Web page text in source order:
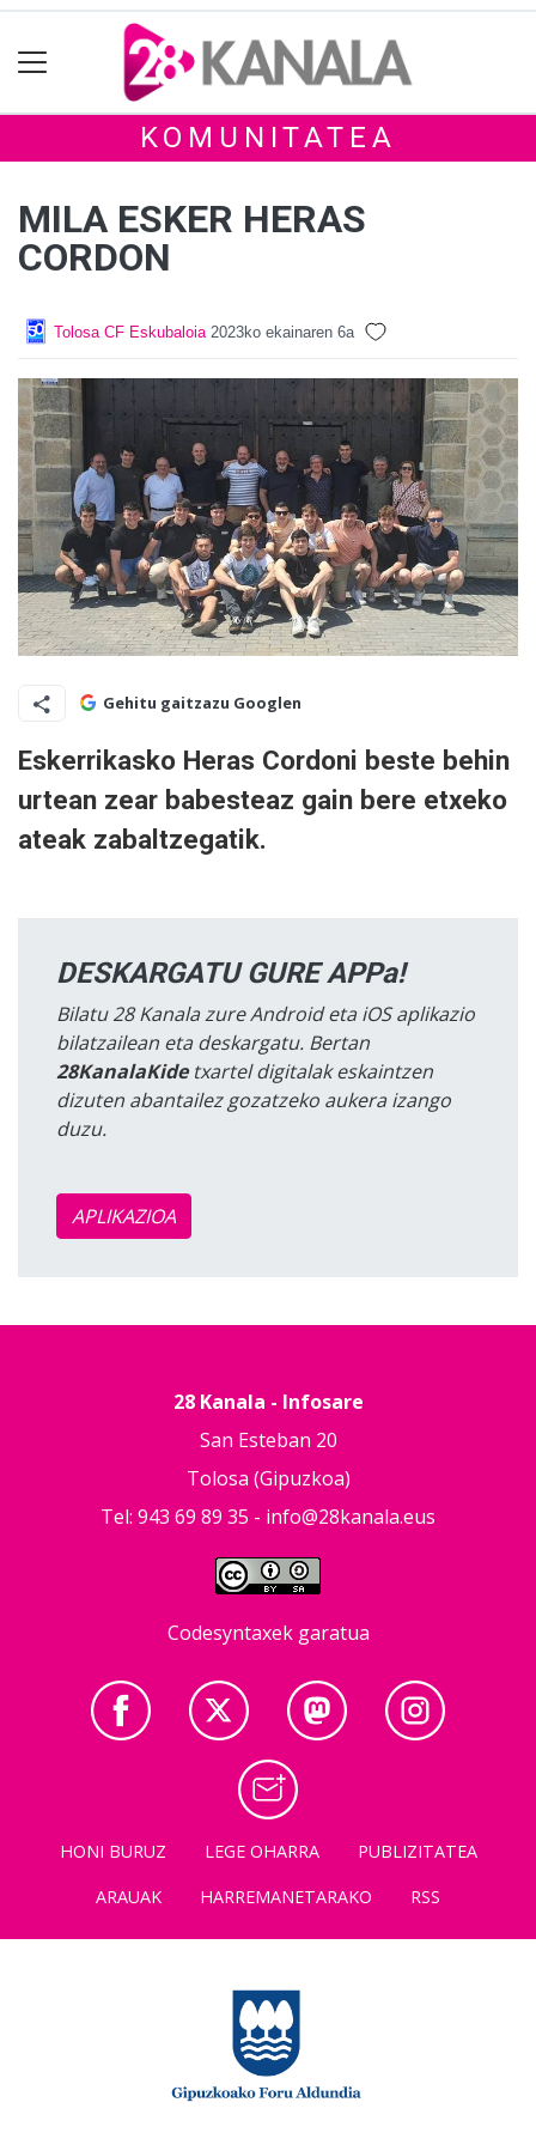
KOMUNITATEA
MILA ESKER HERAS
CORDON
Tolosa CF Eskubaloia 2023ko ekainaren 6a
Gehitu gaitzazu Googlen
Eskerrikasko Heras Cordoni beste behin
urtean zear babesteaz gain bere etxeko
ateak zabaltzegatik.
DESKARGATU GURE APPa!
Bilatu 28 Kanala zure Android eta iOS aplikazio
bilatzailean eta deskargatu. Bertan
28KanalaKidetxartel digitalak eskaintzen
dizuten abantailez gozatzeko aukera izango
duzu.
APLIKAZIOA
28 Kanala - Infosare
San Esteban 20
Tolosa (Gipuzkoa)
Tel: 943 69 89 35 - info@28kanala.eus
Codesyntaxek garatua
HONI BURUZ LEGE OHARRA
PUBLIZITATEA
ARAUAK
HARREMANETARAKO RSS